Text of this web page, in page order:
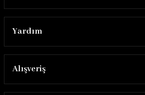
Yardım
Alışveriş